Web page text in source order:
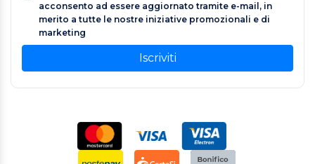
acconsento ad essere aggiornato tramite e-mail, in
merito a tutte le nostre iniziative promozionali e di
marketing
Iscriviti